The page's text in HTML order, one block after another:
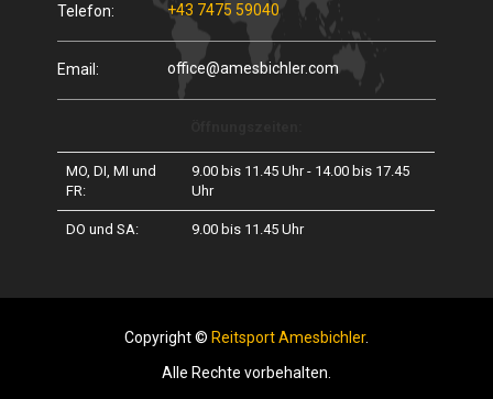
Telefon: +43 7475 59040
Email: office@amesbichler.com
MO, DI, MI und
FR:
9.00 bis 11.45 Uhr - 14.00 bis 17.45
Uhr
DO und SA: 9.00 bis 11.45 Uhr
Copyright © Reitsport Amesbichler.
Alle Rechte vorbehalten.